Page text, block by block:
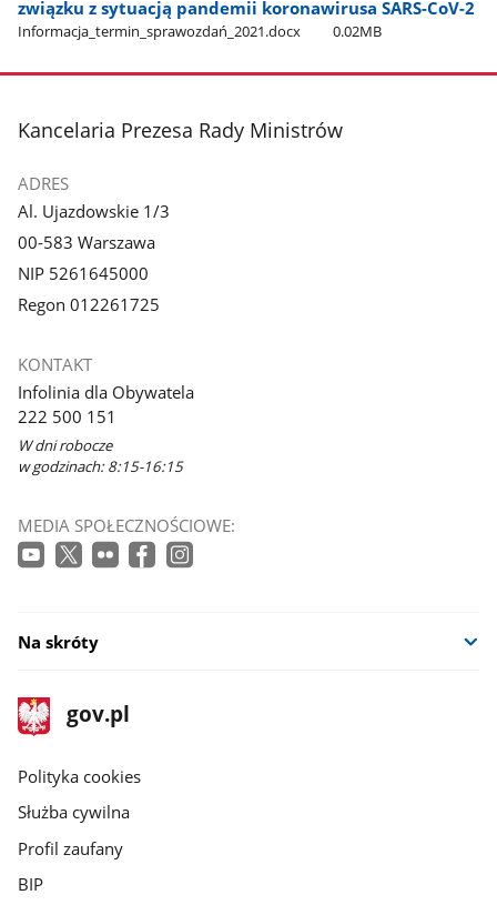
związku z sytuacją pandemii koronawirusa SARS-CoV-2
Informacja​_termin​_sprawozdań​_2021.docx 0.02MB
stopka
Kancelaria Prezesa Rady Ministrów
ADRES
Al. Ujazdowskie 1/3
00-583 Warszawa
NIP 5261645000
Regon 012261725
KONTAKT
Infolinia dla Obywatela
222 500 151
W dni robocze
w godzinach: 8:15-16:15
MEDIA SPOŁECZNOŚCIOWE:
Na skróty
stopka
gov.pl
Strona
gov.pl
gov.pl
Polityka cookies
Służba cywilna
Profil zaufany
BIP